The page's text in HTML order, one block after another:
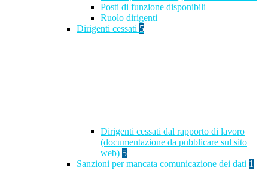
Posti di funzione disponibili
Ruolo dirigenti
Dirigenti cessati 5
Dirigenti cessati dal rapporto di lavoro
(documentazione da pubblicare sul sito
web) 5
Sanzioni per mancata comunicazione dei dati 1